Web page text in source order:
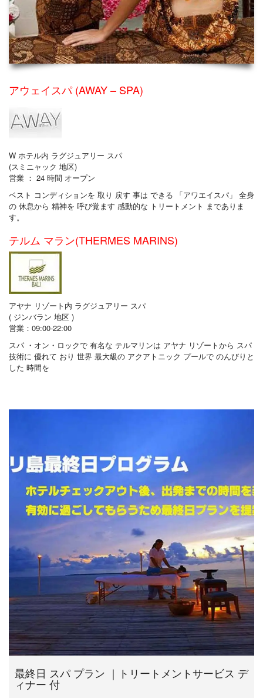
アウェイスパ (AWAY – SPA)
W ホテル内 ラグジュアリー スパ
(スミニャック 地区)
営業 ： 24 時間 オープン
ベスト コンディションを 取り 戻す 事は できる 「アワエイスパ」 全身
の 休息から 精神を 呼び覚ます 感動的な トリートメント までありま
す。
テルム マラン(THERMES MARINS)
アヤナ リゾート内 ラグジュアリー スパ
( ジンバラン 地区 )
営業：09:00-22:00
スパ ・オン・ロックで 有名な テルマリンは アヤナ リゾートから スパ
技術に 優れて おり 世界 最大級の アクアトニック プールで のんびりと
した 時間を
最終日 スパ プラン ｜トリートメントサービス デ
ィナー 付